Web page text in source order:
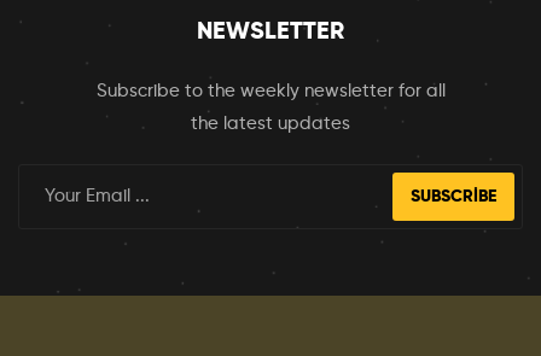
NEWSLETTER
Subscribe to the weekly newsletter for all
the latest updates
SUBSCRIBE